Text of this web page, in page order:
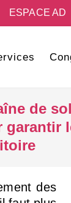
ESPACE AD
de
garantir
des